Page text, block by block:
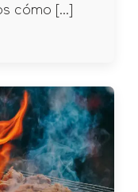
cómo […]